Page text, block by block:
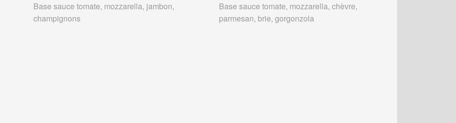
Base sauce tomate, mozzarella, jambon,
champignons
Base sauce tomate, mozzarella, chèvre,
parmesan, brie, gorgonzola